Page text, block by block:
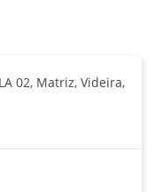
02, Matriz, Videira,